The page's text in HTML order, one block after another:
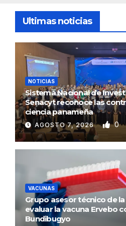
Ultimas noticias
NOTICIAS
Sistema Nacional de
Senacyt reconoce las
ciencia panameña
AGOSTO 7, 2026 0
VACUNAS
Grupo asesor técnico de
evaluar la vacuna Ervebo
Bundibugyo